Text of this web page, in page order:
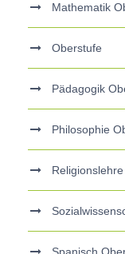
Mathematik
Oberstufe
Pädagogik
Philosophie